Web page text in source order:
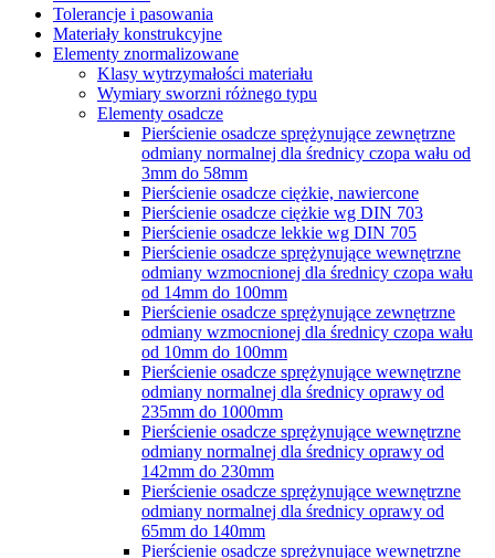
Tolerancje i pasowania
Materiały konstrukcyjne
Elementy znormalizowane
Klasy wytrzymałości materiału
Wymiary sworzni różnego typu
Elementy osadcze
Pierścienie osadcze sprężynujące zewnętrzne
odmiany normalnej dla średnicy czopa wału od
3mm do 58mm
Pierścienie osadcze ciężkie, nawiercone
Pierścienie osadcze ciężkie wg DIN 703
Pierścienie osadcze lekkie wg DIN 705
Pierścienie osadcze sprężynujące wewnętrzne
odmiany wzmocnionej dla średnicy czopa wału
od 14mm do 100mm
Pierścienie osadcze sprężynujące zewnętrzne
odmiany wzmocnionej dla średnicy czopa wału
od 10mm do 100mm
Pierścienie osadcze sprężynujące wewnętrzne
odmiany normalnej dla średnicy oprawy od
235mm do 1000mm
Pierścienie osadcze sprężynujące wewnętrzne
odmiany normalnej dla średnicy oprawy od
142mm do 230mm
Pierścienie osadcze sprężynujące wewnętrzne
odmiany normalnej dla średnicy oprawy od
65mm do 140mm
Pierścienie osadcze sprężynujące wewnętrzne